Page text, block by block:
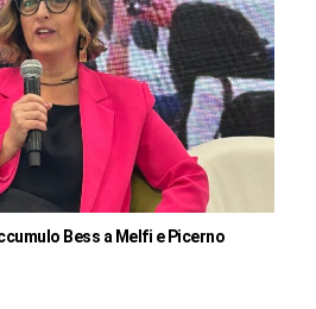
Bess a Melfi e Picerno